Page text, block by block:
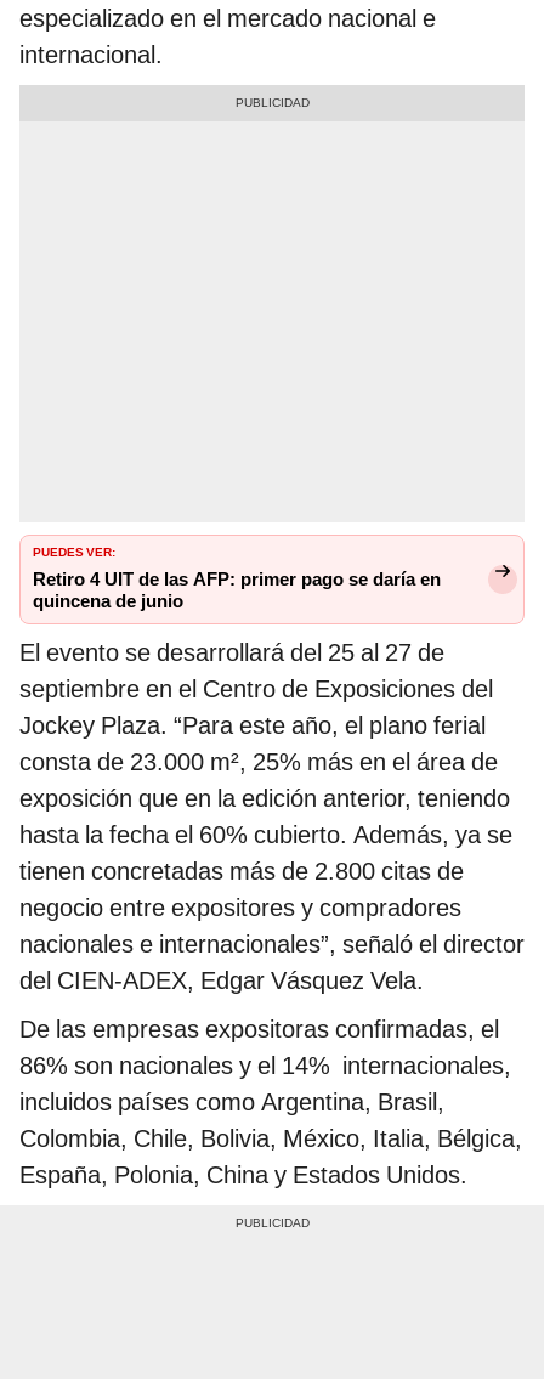
especializado en el mercado nacional e
internacional.
PUEDES VER:
Retiro 4 UIT de las AFP: primer pago se daría en
quincena de junio
El evento se desarrollará del 25 al 27 de
septiembre en el Centro de Exposiciones del
Jockey Plaza. “Para este año, el plano ferial
consta de 23.000 m², 25% más en el área de
exposición que en la edición anterior, teniendo
hasta la fecha el 60% cubierto. Además, ya se
tienen concretadas más de 2.800 citas de
negocio entre expositores y compradores
nacionales e internacionales”, señaló el director
del CIEN-ADEX, Edgar Vásquez Vela.
De las empresas expositoras confirmadas, el
86% son nacionales y el 14% internacionales,
incluidos países como Argentina, Brasil,
Colombia, Chile, Bolivia, México, Italia, Bélgica,
España, Polonia, China y Estados Unidos.